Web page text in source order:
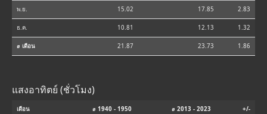
พ.ย. 15.02 17.85 2.83
ธ.ค. 10.81 12.13 1.32
⌀ เดือน 21.87 23.73 1.86
แสงอาทิตย์ (ชั่วโมง)
เดือน ⌀ 1940 - 1950 ⌀ 2013 - 2023 +/-